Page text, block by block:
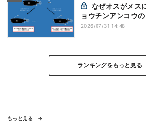
ョウチンアンコウ
2026/07/31 14:48
ランキングをもっと見る
もっと見る